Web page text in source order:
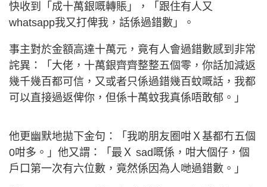
快收到「成十萬銀嘅轉賬」，「跟住有人又
whatsapp我又打俾我，話係過錯數」。
事主對於金額高達十萬元，竟有人會過錯數感到非常
詫異：「大佬，十萬銀齊齊整整五個零，你話加減返
幾千幾百都可信，又或者只係過錯幾百蚊嘅話，我都
可以直接過返俾你，但係十萬蚊我真係唔敢郁。」
他更幽默地拋下金句：「我啲朋友圈咁Ｘ基都冇五個
0咁多。」他又謂：「最Ｘ sad嘅係，咁大個仔，個
戶口第一次有六位數，竟然係因為人哋過錯數。」